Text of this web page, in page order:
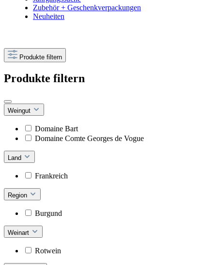
Zubehör + Geschenkverpackungen
Neuheiten
Produkte filtern
Produkte filtern
Weingut
Domaine Bart
Domaine Comte Georges de Vogue
Land
Frankreich
Region
Burgund
Weinart
Rotwein